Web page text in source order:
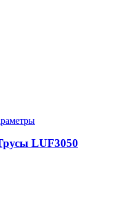
LUF3050